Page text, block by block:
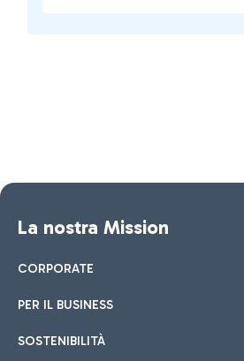
La nostra Mission
CORPORATE
PER IL BUSINESS
SOSTENIBILITÀ